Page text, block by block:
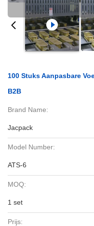
100 Stuks Aanpasbare
B2B
Brand Name:
Jacpack
Model Number:
ATS-6
MOQ:
1 set
Prijs: